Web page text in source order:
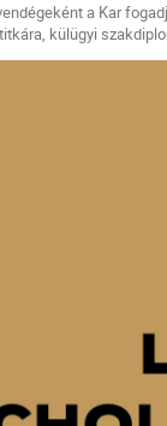
a Kar
külügyi